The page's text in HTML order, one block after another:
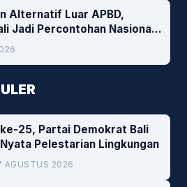
Alternatif Luar APBD,
Jadi Percontohan Nasional
Daerah
ke-25, Partai Demokrat Bali
Pelestarian Lingkungan
AGUSTUS 2026